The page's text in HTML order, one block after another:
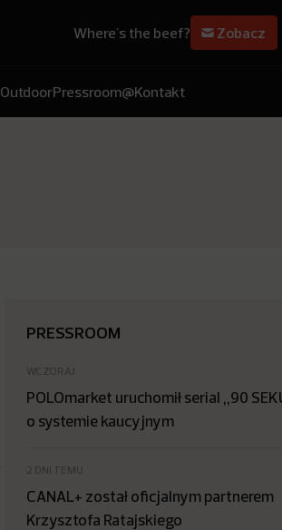
Where's the beef? Zobacz
OutdoorPressroom@Kontakt
PRESSROOM
WCZORAJ
POLOmarket uruchomił serial „90
o systemie kaucyjnym
2 DNI TEMU
CANAL+ został oficjalnym partnerem
Krzysztofa Ratajskiego